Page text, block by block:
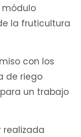
módulo
la fruticultura
con los
de riego
un trabajo
realizada